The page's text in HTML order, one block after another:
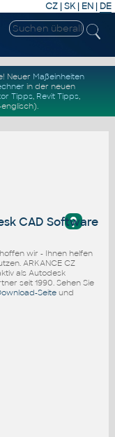
CZ | SK| EN | DE
Neuer Maßeinheiten
in der neuen
Tipps, Revit Tipps,
?
CAD Software
wir - Ihnen helfen
ARKANCE CZ
als Autodesk
seit 1990. Sehen Sie
Seiteund